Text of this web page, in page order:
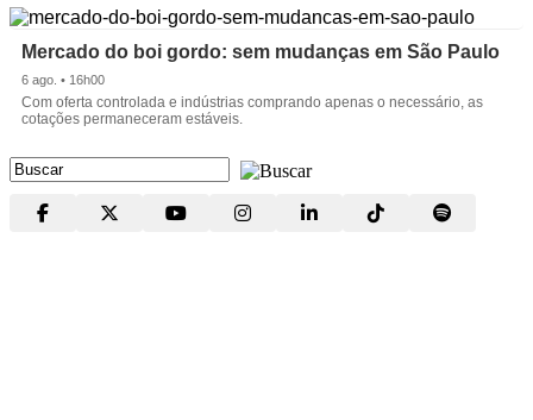
Mercado do boi gordo: sem mudanças em São Paulo
6 ago. • 16h00
Com oferta controlada e indústrias comprando apenas o necessário, as
cotações permaneceram estáveis.